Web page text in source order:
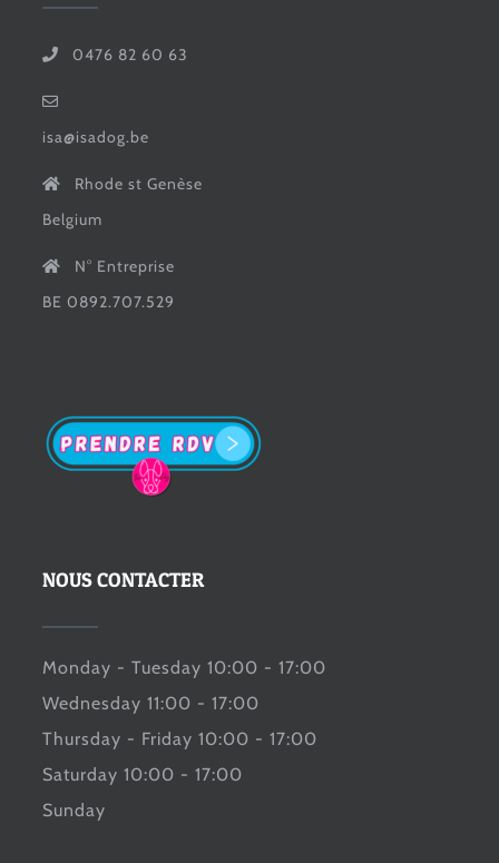
0476 82 60 63
isa@isadog.be
Rhode st Genèse
Belgium
N° Entreprise
BE 0892.707.529
NOUS CONTACTER
Monday - Tuesday 10:00 - 17:00
Wednesday 11:00 - 17:00
Thursday - Friday 10:00 - 17:00
Saturday 10:00 - 17:00
Sunday